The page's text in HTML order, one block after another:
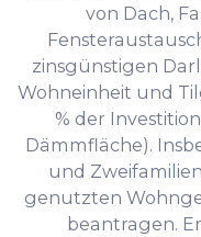
von Dach,
zinsgünstigen
Wohneinheit und
% der
Dämmfläche).
und
genutzten
beantragen.